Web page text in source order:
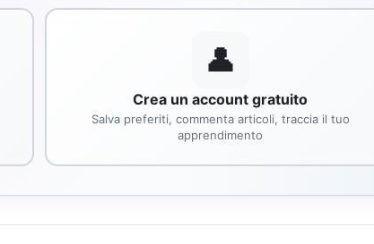
👤
Crea un account gratuito
Salva preferiti, commenta articoli, traccia il tuo
apprendimento